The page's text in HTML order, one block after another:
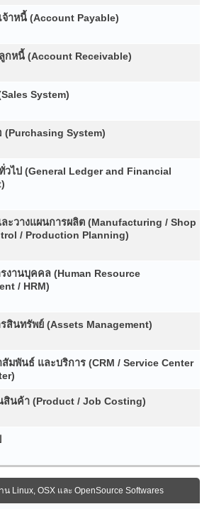
าหนี้ (Account Payable)
หนี้ (Account Receivable)
System)
(Purchasing System)
ไป (General Ledger and Financial
ะวางแผนการผลิต (Manufacturing / Shop
/ Production Planning)
งานบุคคล (Human Resource
/ HRM)
สินทรัพย์ (Assets Management)
มพันธ์ และบริการ (CRM / Service Center
นค้า (Product / Job Costing)
น Linux, OSX และ OpenSource Softwares